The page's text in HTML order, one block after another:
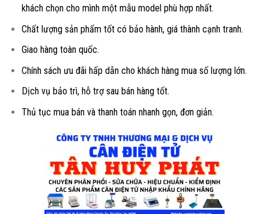
khách chọn cho mình một mẫu model phù hợp nhất.
Chất lượng sản phẩm tốt có bảo hành, giá thành cạnh tranh.
Giao hàng toàn quốc.
Chính sách ưu đãi hấp dẫn cho khách hàng mua số lượng lớn.
Dịch vụ bảo trì, hỗ trợ sau bán hàng tốt.
Thủ tục mua bán và thanh toán nhanh gọn, đơn giản.